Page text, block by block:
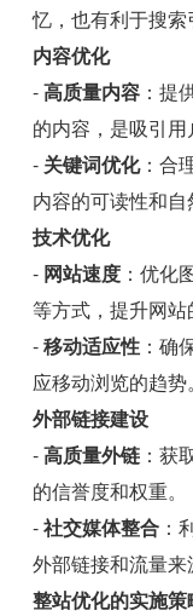
忆，也有利于搜索
内容优化
-高质量内容 ：提
的内容，是吸引用
- 关键词优化：合
内容的可读性和自
技术优化
- 网站速度 ：优化
等方式，提升网站
-移动适应性 ：确
应移动浏览的趋势。
外部链接建设
-高质量外链 ：获
的信誉度和权重。
-社交媒体整合 ：
外部链接和流量来
整站优化的实施策